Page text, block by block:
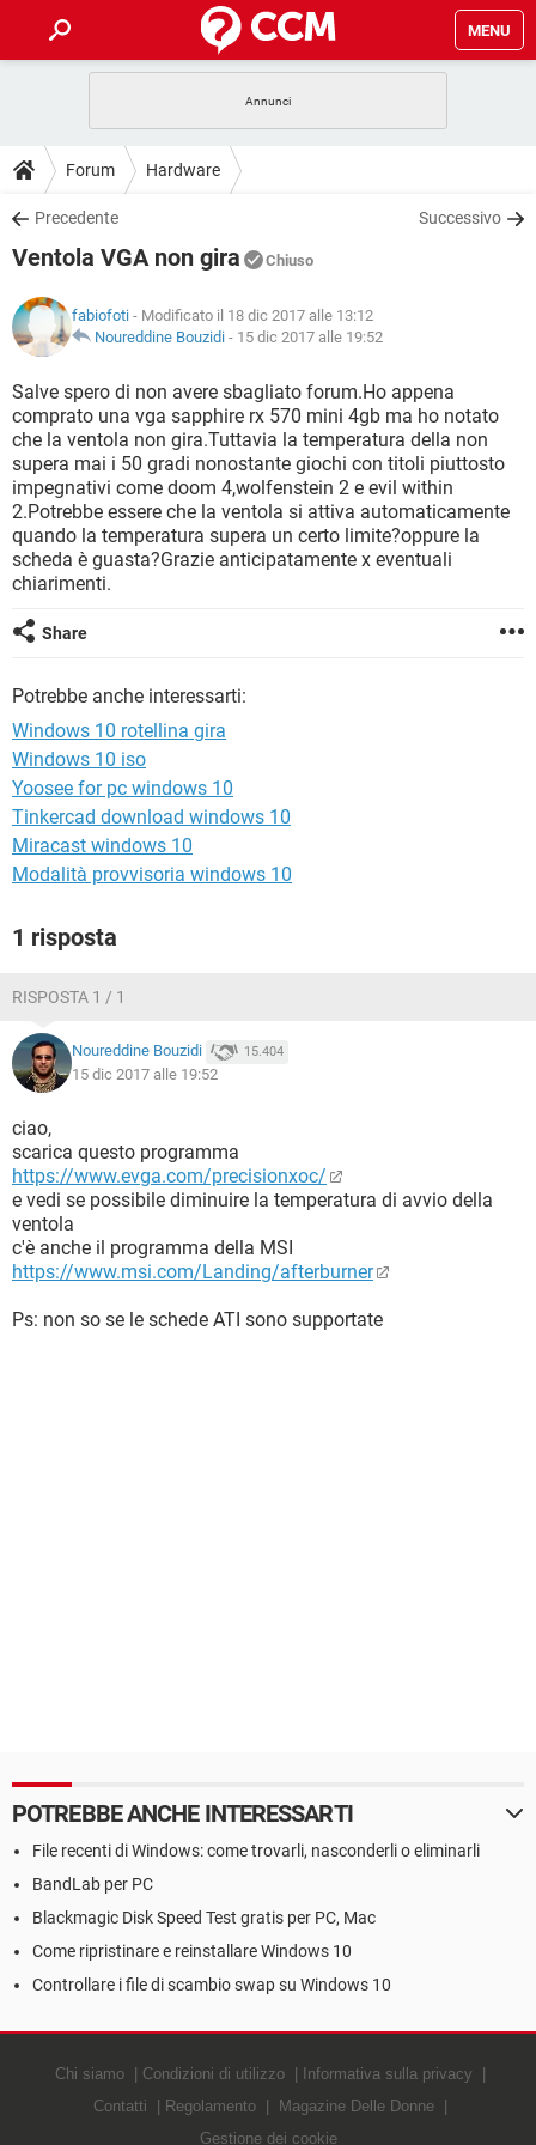
MENU
INTRATTENIMENTO
iOS
INSTAGRAM WHATSAPP
TIKTOK
HARDWARE
GUIDE
COVID-19
INSTAGRAM WHATSAPP
TIKTOK
HARDWARE
DOWNLOAD
COVID-19 GAMING
INTRATTENIMENTO
iOS WINDOWS 10
INSTAGRAM WHATSAPP
TIKTOK FACEBOOK
HARDWARE
COVID-19 GAMING
INTRATTENIMENTO
iOS WINDOWS 10
INSTAGRAM WHATSAPP
TIKTOK FACEBOOK
HARDWARE
GLOSSARIO
COVID-19 GAMING
INTRATTENIMENTO ANDROID
iOS WINDOWS 10
INSTAGRAM WHATSAPP
TIKTOK FACEBOOK
HARDWARE
Forum Hardware
Precedente Successivo
Ventola VGA non gira Chiuso
fabiofoti - Modificato il 18 dic 2017 alle 13:12
Noureddine Bouzidi - 15 dic 2017 alle 19:52
Salve spero di non avere sbagliato forum.Ho appena
comprato una vga sapphire rx 570 mini 4gb ma ho notato
che la ventola non gira.Tuttavia la temperatura della non
supera mai i 50 gradi nonostante giochi con titoli piuttosto
impegnativi come doom 4,wolfenstein 2 e evil within
2.Potrebbe essere che la ventola si attiva automaticamente
quando la temperatura supera un certo limite?oppure la
scheda è guasta?Grazie anticipatamente x eventuali
chiarimenti.
Share
Potrebbe anche interessarti:
Windows 10 rotellina gira
Windows 10 iso
Yoosee for pc windows 10
Tinkercad download windows 10
Miracast windows 10
Modalità provvisoria windows 10
1 risposta
RISPOSTA 1 / 1
Noureddine Bouzidi 15.404
15 dic 2017 alle 19:52
ciao,
scarica questo programma
https://www.evga.com/precisionxoc/
e vedi se possibile diminuire la temperatura di avvio della
ventola
c'è anche il programma della MSI
https://www.msi.com/Landing/afterburner
Ps: non so se le schede ATI sono supportate
POTREBBE ANCHE INTERESSARTI
File recenti di Windows: come trovarli, nasconderli o eliminarli
BandLab per PC
Blackmagic Disk Speed Test gratis per PC, Mac
Come ripristinare e reinstallare Windows 10
Controllare i file di scambio swap su Windows 10
Chi siamo Condizioni di utilizzo
Informativa sulla privacy
Contatti
Regolamento
Magazine Delle Donne
Gestione dei cookie